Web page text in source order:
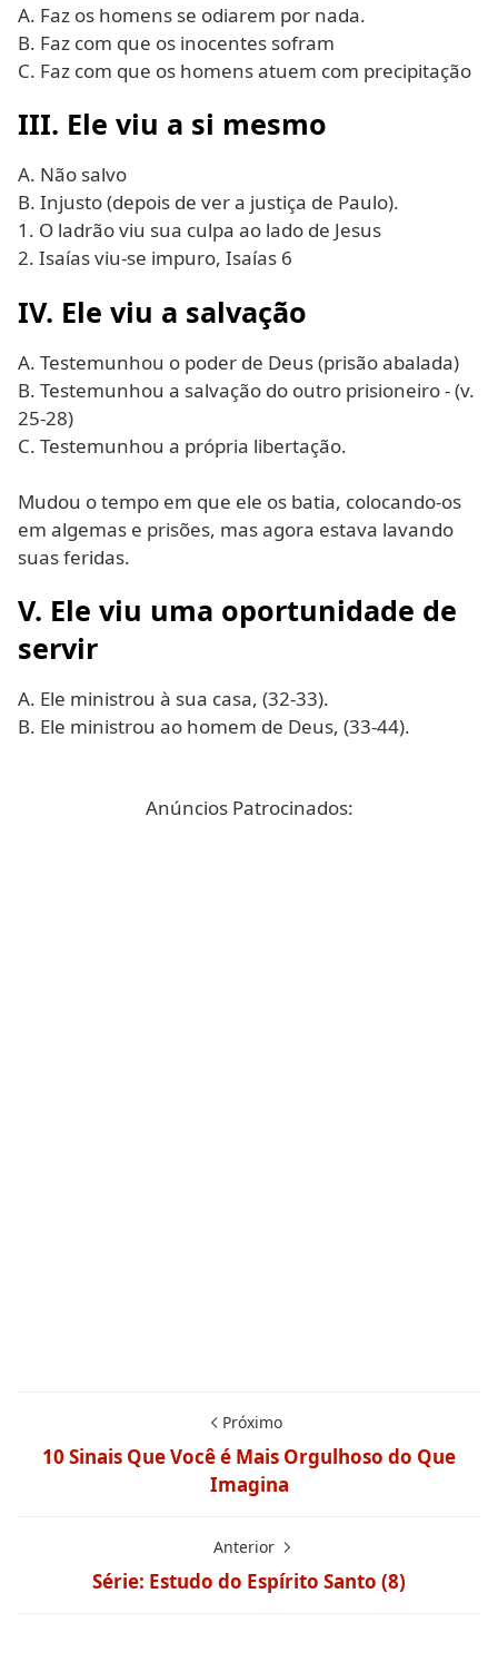
A. Faz os homens se odiarem por nada.
B. Faz com que os inocentes sofram
C. Faz com que os homens atuem com precipitação
III. Ele viu a si mesmo
A. Não salvo
B. Injusto (depois de ver a justiça de Paulo).
1. O ladrão viu sua culpa ao lado de Jesus
2. Isaías viu-se impuro, Isaías 6
IV. Ele viu a salvação
A. Testemunhou o poder de Deus (prisão abalada)
B. Testemunhou a salvação do outro prisioneiro - (v.
25-28)
C. Testemunhou a própria libertação.
Mudou o tempo em que ele os batia, colocando-os
em algemas e prisões, mas agora estava lavando
suas feridas.
V. Ele viu uma oportunidade de
servir
A. Ele ministrou à sua casa, (32-33).
B. Ele ministrou ao homem de Deus, (33-44).
Anúncios Patrocinados:
Próximo
10 Sinais Que Você é Mais Orgulhoso do Que
Imagina
Anterior
Série: Estudo do Espírito Santo (8)